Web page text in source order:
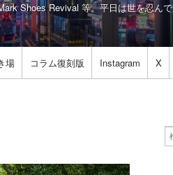
Shoes Revival 等。平日は世を忍んで
場 コラム復刻版 Instagram X